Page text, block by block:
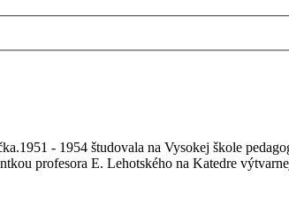
- 1954 študovala na Vysokej škole
profesora E. Lehotského na Katedre